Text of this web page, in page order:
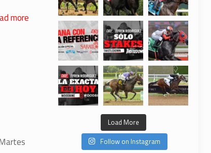
more
Load More
Follow on Instagram